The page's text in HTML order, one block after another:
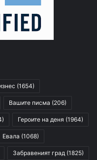
(1654)
Вашите писма (206)
Героите на деня (1964)
Евала (1068)
Забравеният град (1825)